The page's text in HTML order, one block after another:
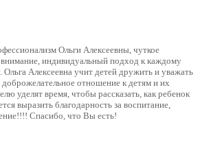
Ольги Алексеевны, чуткое
индивидуальный подход к каждому
Ольга Алексеевна учит детей дружить и уважать
отношение к детям и их
уделят время, чтобы рассказать, как ребенок
выразить благодарность за воспитание,
Спасибо, что Вы есть!